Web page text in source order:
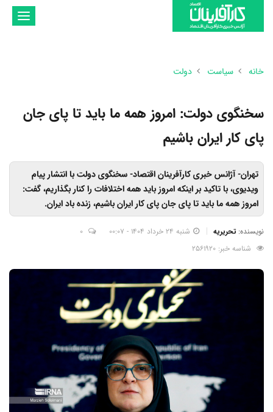
تغییر
خانه
سیاست دولت
سخنگوی دولت: امروز همه ما باید تا پای جان
پای کار ایران باشیم
تهران- آژانس خبری کارآفرینان اقتصاد- سخنگوی دولت با انتشار پیام
ویدیوی، با تاکید بر اینکه امروز باید همه اختلافات را کنار بگذاریم، گفت:
امروز همه ما باید تا پای جان پای کار ایران باشیم، زنده باد ایران.
نویسنده: تحریریه شنبه 24 خرداد 1404 - 00:07
0
شناسه خبر: 2561920